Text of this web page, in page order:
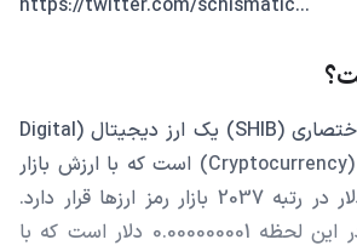
...https://twitter.com/schismatic
SHIBA INU با نماد اختصاری (SHIB) یک ارز دیجیتال (Digital
Currency) یا رمزارز (Cryptocurrency) است که با ارزش بازار
حدود 651,277.25 دلار در رتبه 2037 بازار رمز ارزها قرار دارد.
قیمت SHIBA INU در این لحظه 0.000000001 دلار است که با